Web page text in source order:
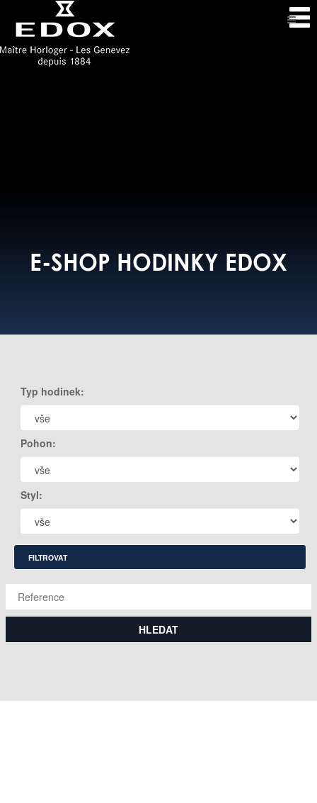
E-SHOP HODINKY EDOX
Typ hodinek:
Pohon:
Styl:
FILTROVAT